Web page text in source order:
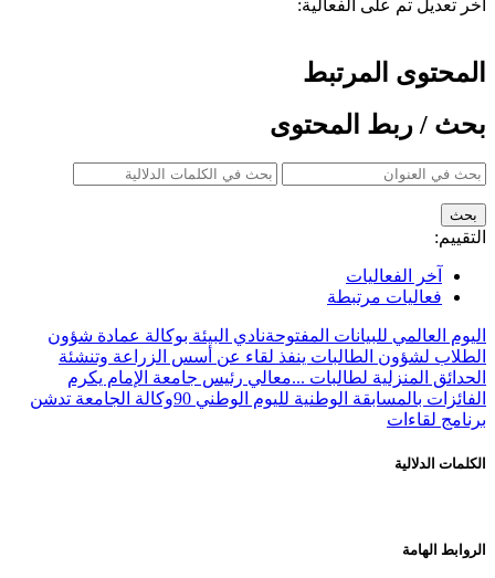
آخر تعديل تم على الفعالية:
المحتوى المرتبط
بحث / ربط المحتوى
التقييم:
آخر الفعاليات
فعاليات مرتبطة
اليوم العالمي للبيانات المفتوحةنادي البيئة بوكالة عمادة شؤون
الطلاب لشؤون الطالبات ينفذ لقاء عن أسس الزراعة وتنشئة
الحدائق المنزلية لطالبات ...معالي رئيس جامعة الإمام يكرم
الفائزات بالمسابقة الوطنية لليوم الوطني 90
وكالة الجامعة تدشن
برنامج لقاءات
الكلمات الدلالية
الروابط الهامة